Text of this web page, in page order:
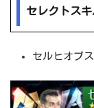
セレクトスキ
セルヒオブ